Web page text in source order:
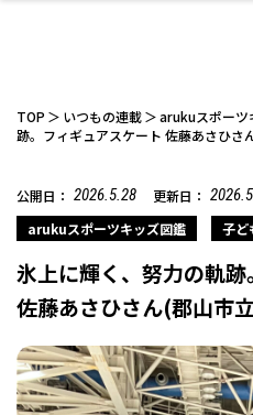
お酒 洋
デート・友達と ひと
美容アイテム エイジ
ファッション
スポーツ・アウト
ドア
ギフト
保険 病院・ク
リフォーム・リノ
ベーション
自治体
TOP いつもの連載 arukuスポーツ
跡。フィギュアスケート 佐藤あさひさ
公開日： 2026.5.28 更新日：
arukuスポーツキッズ図鑑 子ど
氷上に輝く、努力の軌
佐藤あさひさん(郡山市